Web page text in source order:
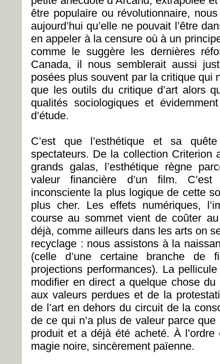
être populaire ou révolutionnaire,
aujourd’hui qu’elle ne pouvait l’être
en appeler à la censure où à un
comme le suggère les dernières
Canada, il nous semblerait aussi
posées plus souvent par la critique qui
que les outils du critique d’art alors
qualités sociologiques et
d’étude.
C’est que l’esthétique et sa
spectateurs. De la collection Criterion
grands galas, l’esthétique règne
valeur financière d’un film.
inconsciente la plus logique de cette
plus cher. Les effets numériques,
course au sommet vient de coûter
déjà, comme ailleurs dans les arts on
recyclage : nous assistons à la
(celle d’une certaine branche de
projections performances). La
modifier en direct a quelque chose du
aux valeurs perdues et de la
de l’art en dehors du circuit de la
de ce qui n’a plus de valeur parce
produit et a déjà été acheté. À
magie noire, sincèrement païenne.